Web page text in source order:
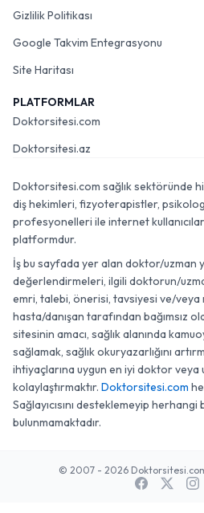
Gizlilik Politikası
Google Takvim Entegrasyonu
Site Haritası
PLATFORMLAR
Doktorsitesi.com
Doktorsitesi.az
Doktorsitesi.com sağlık sektöründe
diş hekimleri, fizyoterapistler,
profesyonelleri ile internet
platformdur.
İş bu sayfada yer alan doktor/uzman
değerlendirmeleri, ilgili doktorun/
emri, talebi, önerisi, tavsiyesi ve/veya
hasta/danışan tarafından bağımsız
sitesinin amacı, sağlık alanında
sağlamak, sağlık okuryazarlığını
ihtiyaçlarına uygun en iyi doktor veya
kolaylaştırmaktır. Doktorsitesi.com
Sağlayıcısını desteklemeyip
bulunmamaktadır.
© 2007 - 2026 Doktorsitesi.com.